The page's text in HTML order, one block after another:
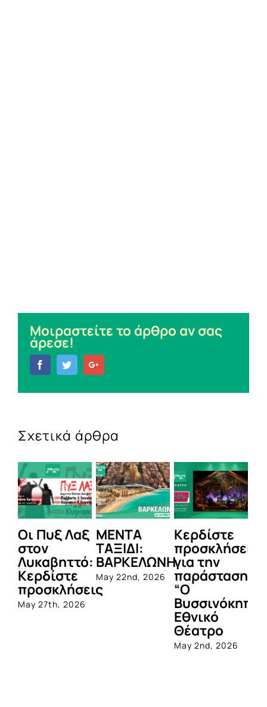
Μοιραστείτε το άρθρο αν σας
άρεσε!
FacebookTwitter
Σχετικά άρθρα
Οι Πυξ Λαξ
στον
Λυκαβηττό:
Κερδίστε
προσκλήσεις
May 27th, 2026
ΜΕΝΤΑ
ΤΑΞΙΔΙ:
ΒΑΡΚΕΛΩΝΗ
May 22nd, 2026
Κερδίστε
προσκλήσεις
για την
παράσταση
“Ο
Εθνικό
Θέατρο
May 2nd, 2026